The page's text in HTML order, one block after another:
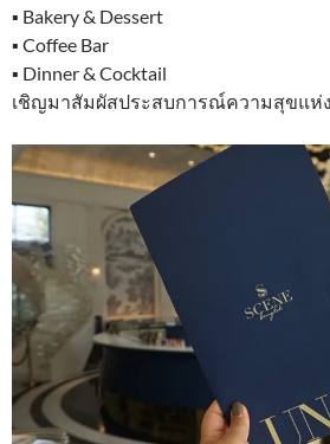
▪︎ Bakery & Dessert
▪︎ Coffee Bar
▪︎ Dinner & Cocktail
เชิญมาสัมผัสประสบการณ์ความสุขแห่ง